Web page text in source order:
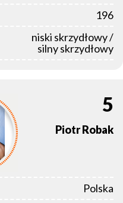
196
niski skrzydłowy /
silny skrzydłowy
5
PiotrRobak
Polska